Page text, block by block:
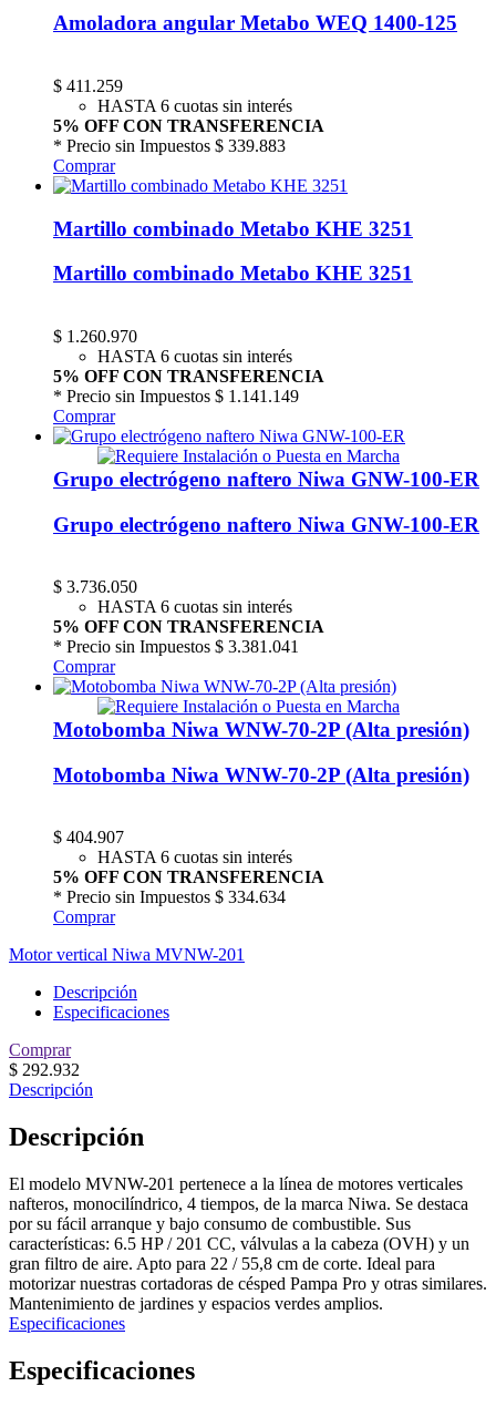
Amoladora angular Metabo WEQ 1400-125
$ 411.259
HASTA 6 cuotas sin interés
5% OFF CON TRANSFERENCIA
* Precio sin Impuestos $ 339.883
Comprar
Martillo combinado Metabo KHE 3251
Martillo combinado Metabo KHE 3251
$ 1.260.970
HASTA 6 cuotas sin interés
5% OFF CON TRANSFERENCIA
* Precio sin Impuestos $ 1.141.149
Comprar
Grupo electrógeno naftero Niwa GNW-100-ER
Grupo electrógeno naftero Niwa GNW-100-ER
$ 3.736.050
HASTA 6 cuotas sin interés
5% OFF CON TRANSFERENCIA
* Precio sin Impuestos $ 3.381.041
Comprar
Motobomba Niwa WNW-70-2P (Alta presión)
Motobomba Niwa WNW-70-2P (Alta presión)
$ 404.907
HASTA 6 cuotas sin interés
5% OFF CON TRANSFERENCIA
* Precio sin Impuestos $ 334.634
Comprar
Motor vertical Niwa MVNW-201
Descripción
Especificaciones
Comprar
$ 292.932
Descripción
Descripción
El modelo MVNW-201 pertenece a la línea de motores verticales
nafteros, monocilíndrico, 4 tiempos, de la marca Niwa. Se destaca
por su fácil arranque y bajo consumo de combustible. Sus
características: 6.5 HP / 201 CC, válvulas a la cabeza (OVH) y un
gran filtro de aire. Apto para 22 / 55,8 cm de corte. Ideal para
motorizar nuestras cortadoras de césped Pampa Pro y otras similares.
Mantenimiento de jardines y espacios verdes amplios.
Especificaciones
Especificaciones